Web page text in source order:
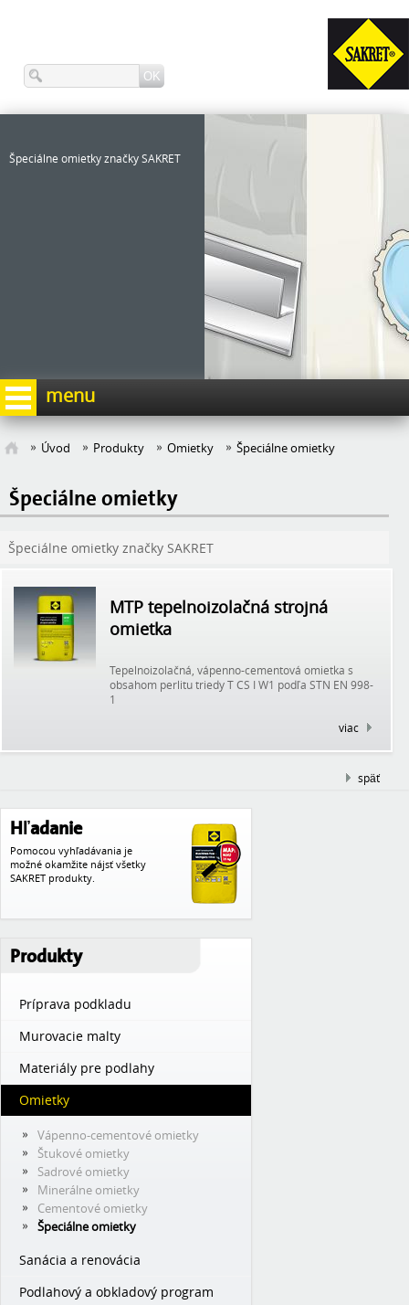
Špeciálne omietky značky SAKRET
menu
Úvod Produkty Omietky Špeciálne omietky
Špeciálne omietky
Špeciálne omietky značky SAKRET
MTP tepelnoizolačná strojná
omietka
Tepelnoizolačná, vápenno-cementová omietka s
obsahom perlitu triedy T CS I W1 podľa STN EN 998-
1
viac
späť
Hľadanie
Pomocou vyhľadávania je
možné okamžite nájsť všetky
SAKRET produkty.
Produkty
Príprava podkladu
Murovacie malty
Materiály pre podlahy
Omietky
Vápenno-cementové omietky
Štukové omietky
Sadrové omietky
Minerálne omietky
Cementové omietky
Špeciálne omietky
Sanácia a renovácia
Podlahový a obkladový program